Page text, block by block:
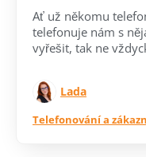
Ať už někomu
telefonuje nám s
vyřešit, tak ne
Lada
Telefonování a